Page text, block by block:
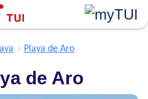
Playa de Aro
de Aro